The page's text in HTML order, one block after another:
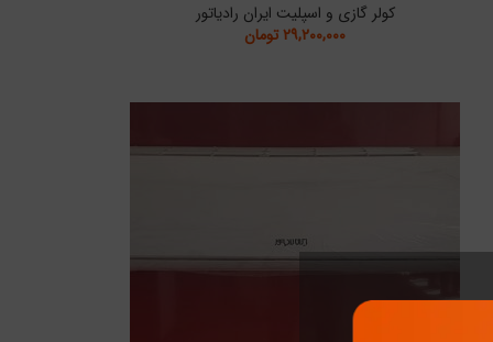
کولر گازی و اسپلیت ایران رادیاتور
۲۹,۲۰۰,۰۰۰تومان